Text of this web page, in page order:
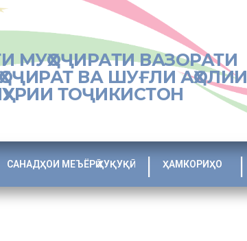
МУҲОҶИРАТИ ВАЗОРАТИ
ВА ШУҒЛИ АҲОЛИИ
ТОҶИКИСТОН
САНАДҲОИ МЕЪЁРӢ ҲУҚУҚӢ ҲАМКОРИҲО